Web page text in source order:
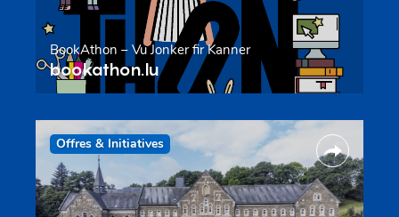
BookAthon – Vu Jonker fir Kanner
bookathon.lu
Offres & Initiatives